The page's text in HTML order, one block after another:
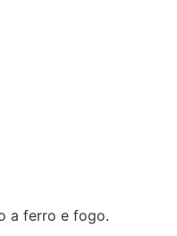
a ferro e fogo.